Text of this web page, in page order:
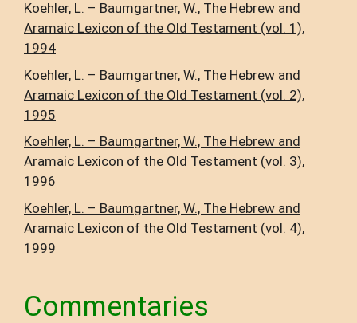
Koehler, L. – Baumgartner, W., The Hebrew and
Aramaic Lexicon of the Old Testament (vol. 1),
1994
Koehler, L. – Baumgartner, W., The Hebrew and
Aramaic Lexicon of the Old Testament (vol. 2),
1995
Koehler, L. – Baumgartner, W., The Hebrew and
Aramaic Lexicon of the Old Testament (vol. 3),
1996
Koehler, L. – Baumgartner, W., The Hebrew and
Aramaic Lexicon of the Old Testament (vol. 4),
1999
Commentaries